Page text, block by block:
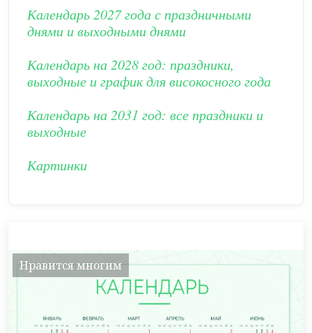
Календарь 2027 года с праздничными
днями и выходными днями
Календарь на 2028 год: праздники,
выходные и график для високосного года
Календарь на 2031 год: все праздники и
выходные
Картинки
Нравится многим